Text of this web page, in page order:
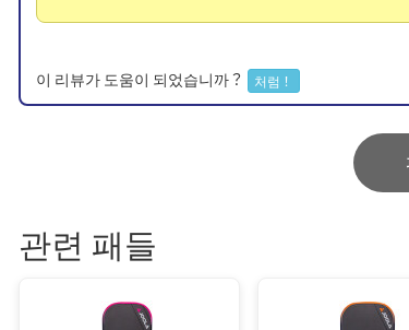
이 리뷰가 도움이 되었습니까？ 처럼！
관련 패들